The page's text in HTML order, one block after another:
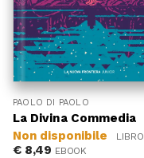
PAOLO DI PAOLO
La Divina Commedia
Non disponibile
LIBRO
€8,49 EBOOK